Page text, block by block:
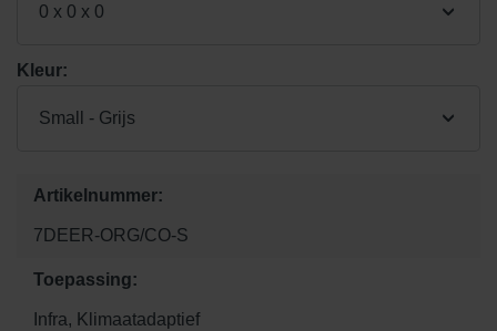
0 x 0 x 0
Kleur:
Small - Grijs
Artikelnummer:
7DEER-ORG/CO-S
Toepassing:
Infra, Klimaatadaptief